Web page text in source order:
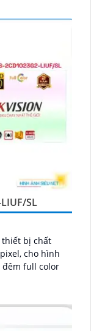
SL
thiết bị chất
cho hình